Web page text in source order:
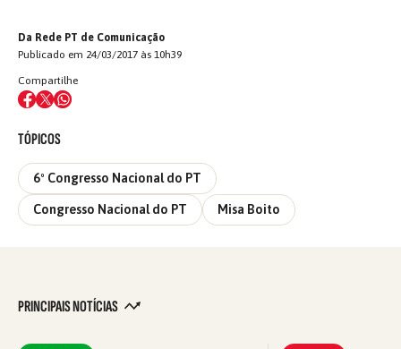
Da Rede PT de Comunicação
Publicado em 24/03/2017 às 10h39
Compartilhe
TÓPICOS
6º Congresso Nacional do PT
Congresso Nacional do PT Misa Boito
PRINCIPAIS NOTÍCIAS